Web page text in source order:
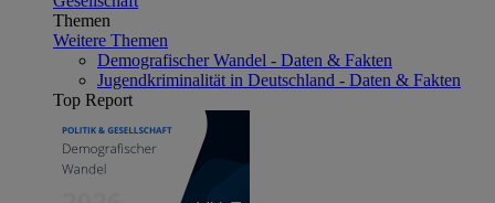
Themen
Weitere Themen
Demografischer Wandel - Daten & Fakten
Jugendkriminalität in Deutschland - Daten & Fakten
Top Report